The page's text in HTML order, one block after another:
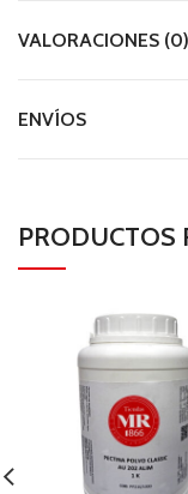
VALORACIONES (0)
ENVÍOS
PRODUCTOS